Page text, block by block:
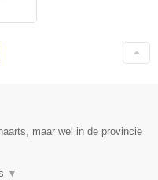
maar wel in de provincie
▼